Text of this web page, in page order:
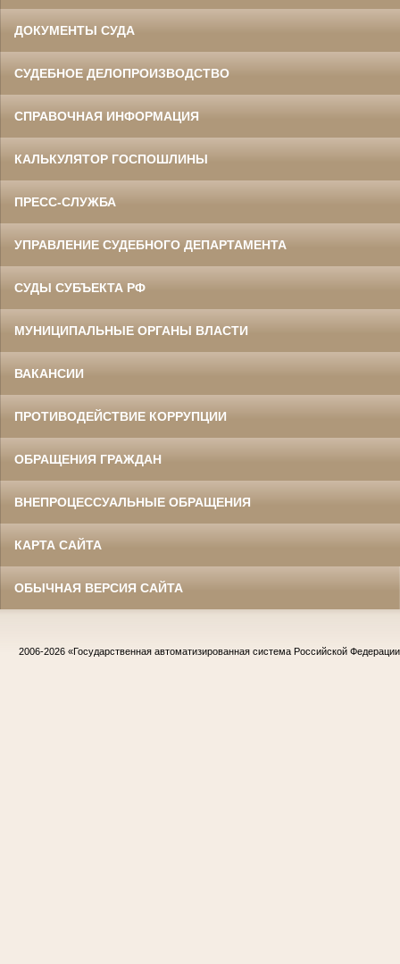
ДОКУМЕНТЫ СУДА
СУДЕБНОЕ ДЕЛОПРОИЗВОДСТВО
СПРАВОЧНАЯ ИНФОРМАЦИЯ
КАЛЬКУЛЯТОР ГОСПОШЛИНЫ
ПРЕСС-СЛУЖБА
УПРАВЛЕНИЕ СУДЕБНОГО ДЕПАРТАМЕНТА
СУДЫ СУБЪЕКТА РФ
МУНИЦИПАЛЬНЫЕ ОРГАНЫ ВЛАСТИ
ВАКАНСИИ
ПРОТИВОДЕЙСТВИЕ КОРРУПЦИИ
ОБРАЩЕНИЯ ГРАЖДАН
ВНЕПРОЦЕССУАЛЬНЫЕ ОБРАЩЕНИЯ
КАРТА САЙТА
ОБЫЧНАЯ ВЕРСИЯ САЙТА
2006-2026 «Государственная автоматизированная система Российской